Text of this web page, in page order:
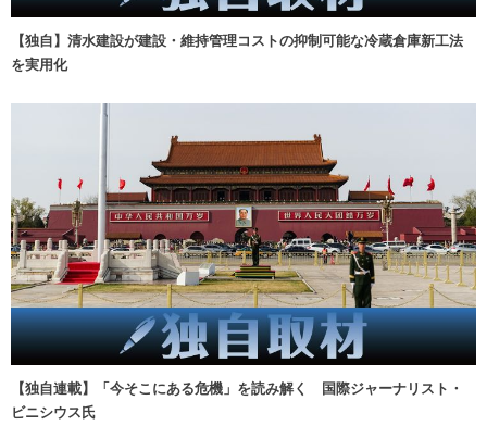
【独自】清水建設が建設・維持管理コストの抑制可能な冷蔵倉庫新工法
を実用化
【独自連載】「今そこにある危機」を読み解く 国際ジャーナリスト・
ビニシウス氏